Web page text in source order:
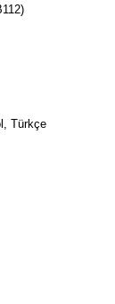
Türkçe